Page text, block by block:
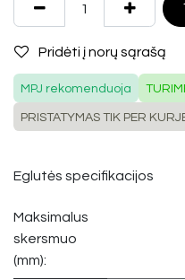
Pridėti į norų sąrašą
MPJ rekomenduoja
PRISTATYMAS TIK PER
Eglutės specifikacijos
Maksimalus
skersmuo
(mm):